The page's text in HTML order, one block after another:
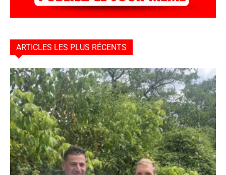
ARTICLES LES PLUS RÉCENTS